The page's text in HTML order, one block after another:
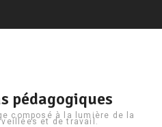
pédagogiques
composé à la lumière de la
veillées et de travail.